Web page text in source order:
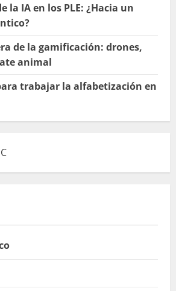
la IA en los PLE: ¿Hacia un
de la gamificación: drones,
animal
trabajar la alfabetización en